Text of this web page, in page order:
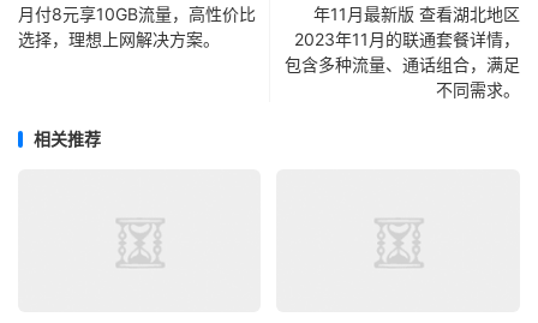
月付8元享10GB流量，高性价比
选择，理想上网解决方案。
年11月最新版 查看湖北地区
2023年11月的联通套餐详情，
包含多种流量、通话组合，满足
不同需求。
相关推荐